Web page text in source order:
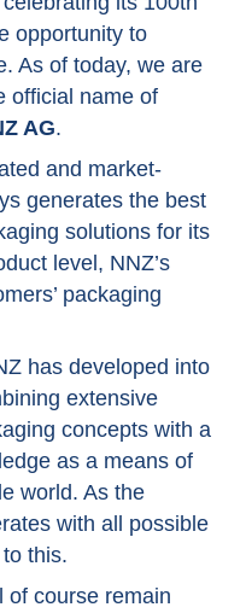
opportunity to
As of today, we are
official name of
AG.
and market-
generates the best
solutions for its
level, NNZ’s
packaging
has developed into
extensive
concepts with a
as a means of
world. As the
with all possible
this.
of course remain